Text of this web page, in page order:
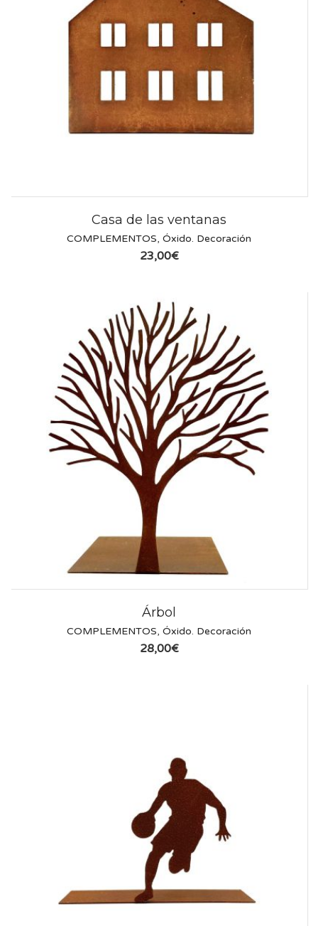
Casa de las ventanas
COMPLEMENTOS, Óxido. Decoración
23,00€
Árbol
COMPLEMENTOS, Óxido. Decoración
28,00€